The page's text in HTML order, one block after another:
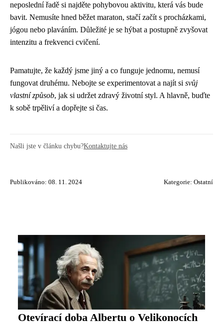
neposlední řadě si najděte pohybovou aktivitu, která vás bude
bavit. Nemusíte hned běžet maraton, stačí začít s procházkami,
jógou nebo plaváním. Důležité je se hýbat a postupně zvyšovat
intenzitu a frekvenci cvičení.
Pamatujte, že každý jsme jiný a co funguje jednomu, nemusí
fungovat druhému. Nebojte se experimentovat a najít si svůj
vlastní způsob, jak si udržet zdravý životní styl. A hlavně, buďte
k sobě trpěliví a dopřejte si čas.
Našli jste v článku chybu?Kontaktujte nás
Publikováno: 08. 11. 2024 Kategorie: Ostatní
Otevírací doba Albertu o Velikonocích